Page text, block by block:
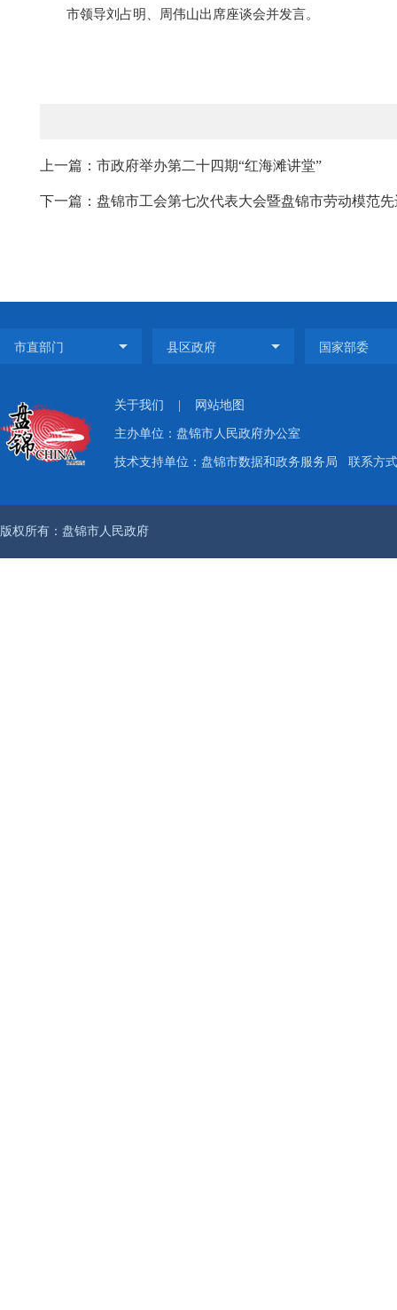
市领导刘占明、周伟山出席座谈会并发言。
上一篇：市政府举办第二十四期“红海滩讲堂”
下一篇：盘锦市工会第七次代表大会暨盘锦市劳动模范
关于我们 网站地图
主办单位：盘锦市人民政府办公室
技术支持单位：盘锦市数据和政务服务局 联系方
版权所有：盘锦市人民政府